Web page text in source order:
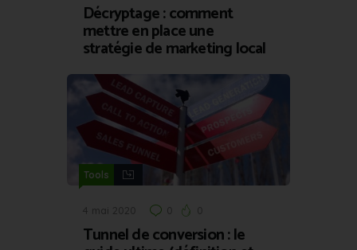
Décryptage : comment
mettre en place une
stratégie de marketing local
Tools
4 mai 2020 0 0
Tunnel de conversion : le